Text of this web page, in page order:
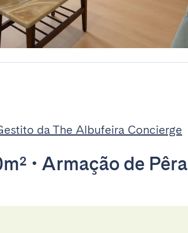
da The Albufeira Concierge
• Armação de Pêra